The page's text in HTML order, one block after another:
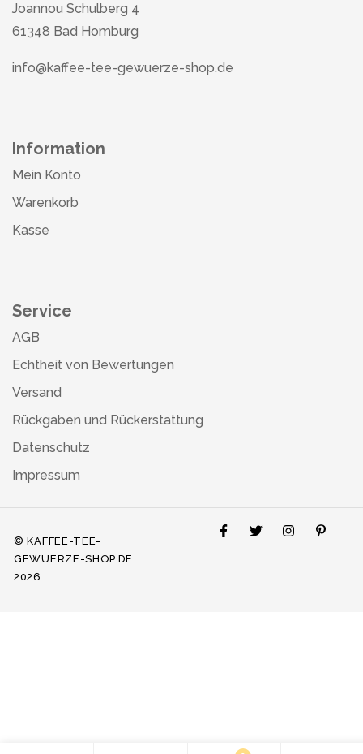
Joannou Schulberg 4
61348 Bad Homburg
info@kaffee-tee-gewuerze-shop.de
Information
Mein Konto
Warenkorb
Kasse
Service
AGB
Echtheit von Bewertungen
Versand
Rückgaben und Rückerstattung
Datenschutz
Impressum
© KAFFEE-TEE-
GEWUERZE-SHOP.DE
2026